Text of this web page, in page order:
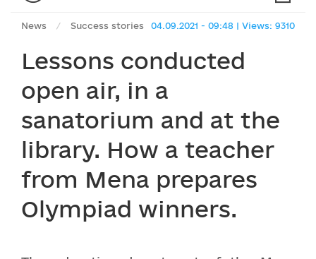
News / Success stories 04.09.2021 - 09:48 | Views: 9310
Lessons conducted
open air, in a
sanatorium and at the
library. How a teacher
from Mena prepares
Olympiad winners.